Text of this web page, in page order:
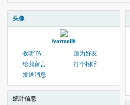
头像
fearmail6
收听TA
加为好友
给我留言
打个招呼
发送消息
统计信息